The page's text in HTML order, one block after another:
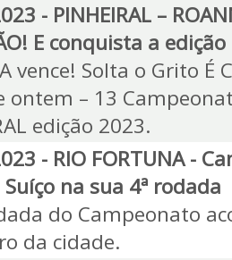
- PINHEIRAL –
E conquista a
vence! Solta o Grito É
ontem – 13
edição 2023.
- RIO FORTUNA -
na sua 4ª rodada
do Campeonato
da cidade.